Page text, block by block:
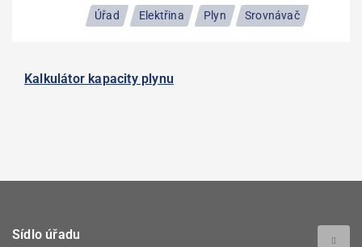
Úřad Elektřina Plyn Srovnávač
Kalkulátor kapacity plynu
Sídlo úřadu